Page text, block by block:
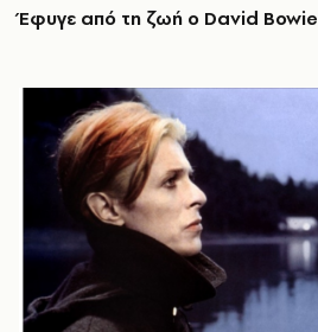
Έφυγε από τη ζωή ο David Bowie